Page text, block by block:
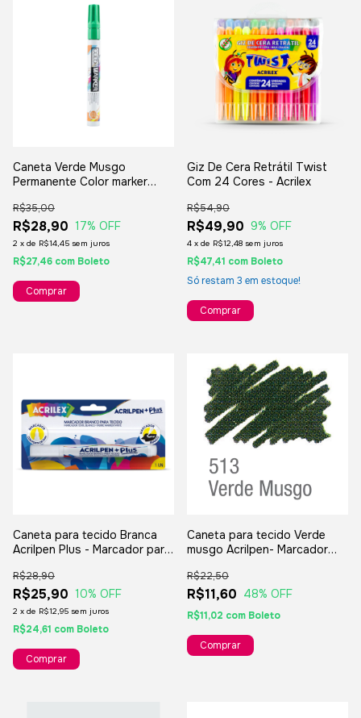
Caneta Verde Musgo
Permanente Color marker
R$28,90
R$35,00
17% OFF
2 x de R$14,45 sem juros
R$27,46 com Boleto
Giz De Cera Retrátil Twist
Com 24 Cores - Acrilex
R$49,90
R$54,90
9% OFF
4 x de R$12,48 sem juros
R$47,41 com Boleto
Só restam 3 em estoque!
Caneta para tecido Branca
Acrilpen Plus - Marcador para
R$25,90
R$28,90
10% OFF
2 x de R$12,95 sem juros
R$24,61 com Boleto
Caneta para tecido Verde
musgo Acrilpen- Marcador
R$11,60
R$22,50
48% OFF
R$11,02 com Boleto